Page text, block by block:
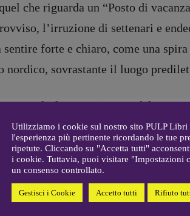
2022
Roberto Derobertis,Elio
Grasso ,Fabio Malagnini ,
Michielin ,Nicole Spallina
Roberto Sturm ,Tania Tonin
recensioni:
Elio Grasso
[eliovoyager@gmail.com]
Coordinamento Primo Piano
[michielin.elisabetta@gmail.com]
che riguarda un “Posto di
l’irruzione di settenari e
sentire forte e chiaro, come una
nordico, sovrastante il luogo
accetta la forma resistente del
lanciati da Valduga in faccia
intellettuale. Sa di chi parla, e
vie di Belluno. Non il nero del
tenzone col coloristico
sono ben visibili nei loro
Utilizziamo i cookie sul nostro sito PULP
l'esperienza più pertinente ricordando le tue
ripetute. Cliccando su "Accetta tutti"
i cookie. Tuttavia, puoi visitare "Impostazioni
un consenso controllato.
Gestisci i Cookie Accetto tutti Rifiuto